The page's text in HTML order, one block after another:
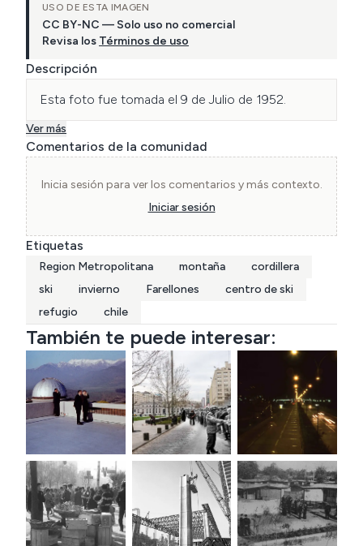
USO DE ESTA IMAGEN
CC BY-NC — Solo uso no comercial
Revisa los Términos de uso
Descripción
Esta foto fue tomada el 9 de Julio de 1952.
Ver más
Comentarios de la comunidad
Inicia sesión para ver los comentarios y más contexto.
Iniciar sesión
Etiquetas
Region Metropolitana montaña
cordillera
ski
invierno Farellones
centro de ski
refugio
chile
También te puede interesar: